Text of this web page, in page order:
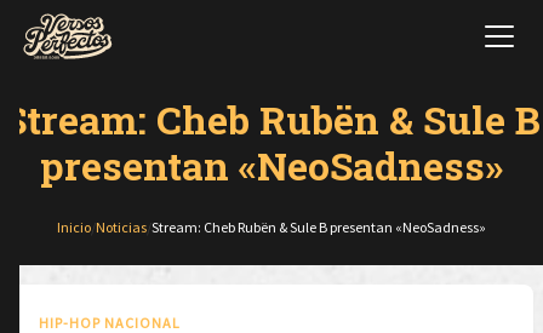
Stream: Cheb Rubën & Sule B
presentan «NeoSadness»
Inicio Noticias Stream: Cheb Rubën & Sule B presentan «NeoSadness»
HIP-HOP NACIONAL